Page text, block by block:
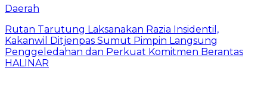
Daerah
Rutan Tarutung Laksanakan Razia Insidentil,
Kakanwil Ditjenpas Sumut Pimpin Langsung
Penggeledahan dan Perkuat Komitmen Berantas
HALINAR